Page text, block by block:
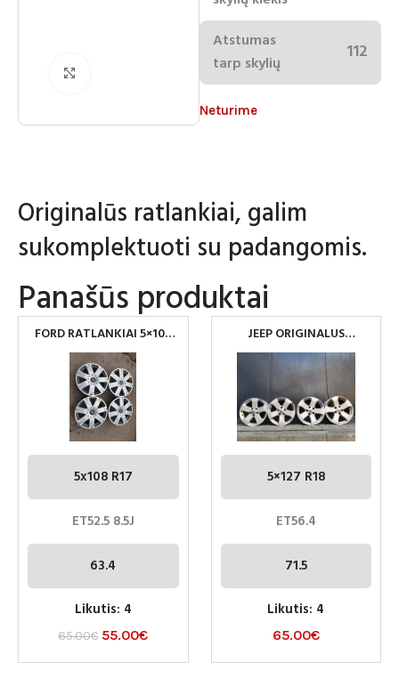
Spustelėkite norėdami padidinti
Atstumas
tarp skylių
112
Neturime
Originalūs ratlankiai, galim
sukomplektuoti su padangomis.
Panašūs produktai
FORD RATLANKIAI 5×108
R17
5x108 R17
ET52.5 8.5J
63.4
Likutis: 4
65.00€ 55.00€
JEEP ORIGINALUS
RATLANKIAI 5×127 R18
5×127 R18
ET56.4
71.5
Likutis: 4
65.00€